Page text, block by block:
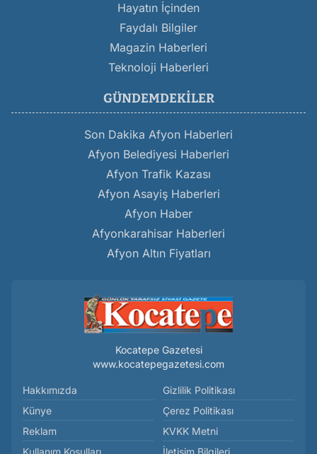
Hayatın İçinden
Faydalı Bilgiler
Magazin Haberleri
Teknoloji Haberleri
GÜNDEMDEKILER
Son Dakika Afyon Haberleri
Afyon Belediyesi Haberleri
Afyon Trafik Kazası
Afyon Asayiş Haberleri
Afyon Haber
Afyonkarahisar Haberleri
Afyon Altın Fiyatları
Kocatepe Gazetesi
www.kocatepegazetesi.com
Hakkımızda
Künye
Reklam
Gizlilik Politikası
Çerez Politikası
KVKK Metni